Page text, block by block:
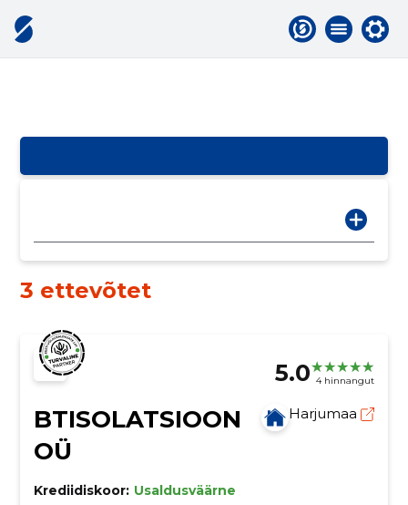
3 ettevõtet
5.0 4 hinnangut
BTISOLATSIOON
OÜ
Harjumaa
Krediidiskoor: Usaldusväärne